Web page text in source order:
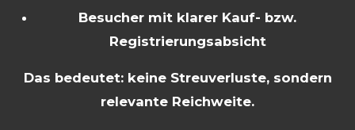
Besucher mit klarer Kauf- bzw.
Registrierungsabsicht
Das bedeutet: keine Streuverluste, sondern
relevante Reichweite.